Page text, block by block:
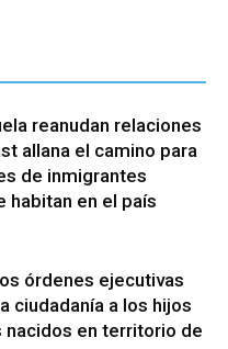
reanudan relaciones
allana el camino para
de inmigrantes
habitan en el país
órdenes ejecutivas
ciudadanía a los hijos
nacidos en territorio de